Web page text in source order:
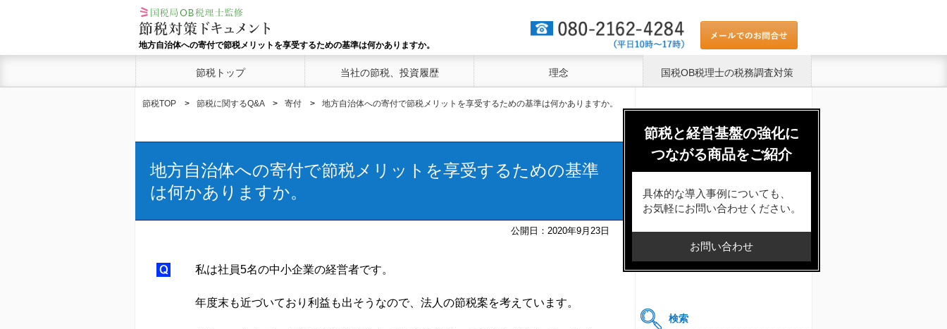
地方自治体への寄付で節税メリットを享受するための基準は何かありますか。
節税トップ 当社の節税、投資履歴 理念 国税OB税理士の税務調査対策
節税TOP 節税に関するQ&A 寄付 地方自治体への寄付で節税メリットを享受するための基準は何かありますか。
地方自治体への寄付で節税メリットを享受するための基準
は何かありますか。
公開日： 2020年9月23日
私は社員5名の中小企業の経営者です。
年度末も近づいており利益も出そうなので、法人の節税案を考えています。
節税と経営基盤の強化に
つながる商品をご紹介
具体的な導入事例についても、
お気軽にお問い合わせください。
お問い合わせ
検索